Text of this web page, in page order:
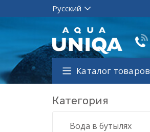
Каталог товаров
Категория
Вода в бутылях